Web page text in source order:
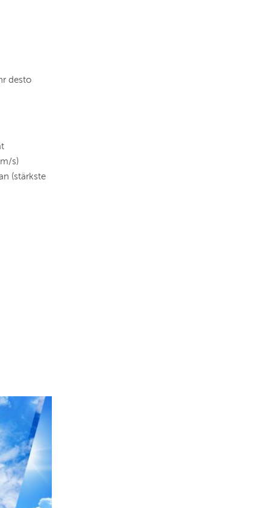
desto
s)
(stärkste